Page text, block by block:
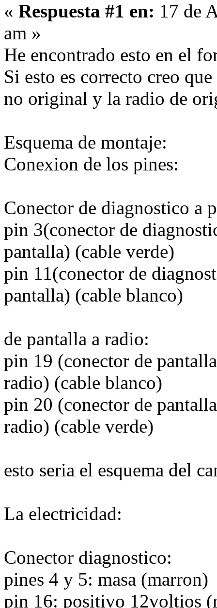
« Respuesta #1 en: 17 de
am »
He encontrado esto en el
Si esto es correcto creo
no original y la radio de
Esquema de montaje:
Conexion de los pines:
Conector de diagnostico a
pin 3(conector de
pantalla) (cable verde)
pin 11(conector de
pantalla) (cable blanco)
de pantalla a radio:
pin 19 (conector de
radio) (cable blanco)
pin 20 (conector de
radio) (cable verde)
esto seria el esquema del
La electricidad:
Conector diagnostico:
pines 4 y 5: masa (marron)
pin 16: positivo 12voltios